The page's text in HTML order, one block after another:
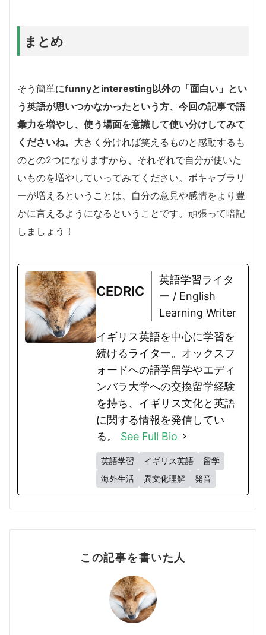
まとめ
そう簡単にfunnyとinteresting以外の「面白い」とい
う英語が思いつかなかったという方、今回の記事で語
彙力を増やし、使う場面を意識して使い分けしてみて
くださいね。 大きく分ければ笑えるものと感動するも
のとの2つになりますから、それぞれで自分が使いた
いものを増やしていってみてください。ボキャブラリ
ーが増えるということは、自分の意見や感情をより豊
かに言えるようになるということです。頑張って暗記
しましょう！
CEDRIC
英語学習ライタ
ー / English
Learning Writer
イギリス英語を中心に学習を
続けるライター。オックスフ
ォードへの語学留学やエディ
ンバラ大学への交換留学経験
を持ち、イギリス文化と英語
に関する情報を発信してい
る。 See Full Bio
英語学習 イギリス英語
留学
海外生活
異文化理解 発音
この記事を書いた人